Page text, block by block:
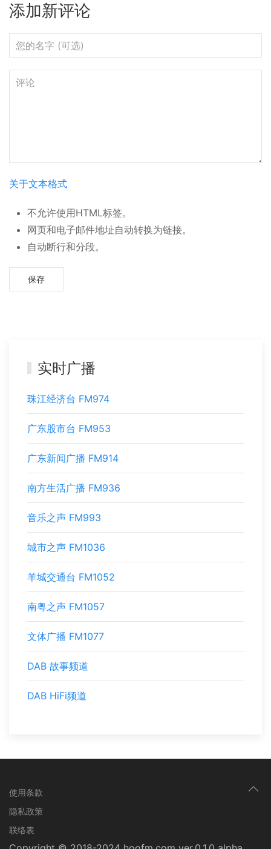
添加新评论
您
的
名
评
关于文本格式
不允许使用HTML标签。
网页和电子邮件地址自动转换为链接。
自动断行和分段。
实时广播
珠江经济台 FM974
广东股市台 FM953
广东新闻广播 FM914
南方生活广播 FM936
音乐之声 FM993
城市之声 FM1036
羊城交通台 FM1052
南粤之声 FM1057
文体广播 FM1077
DAB 故事频道
DAB HiFi频道
页
脚
菜
使用条款
隐私政策
联络表